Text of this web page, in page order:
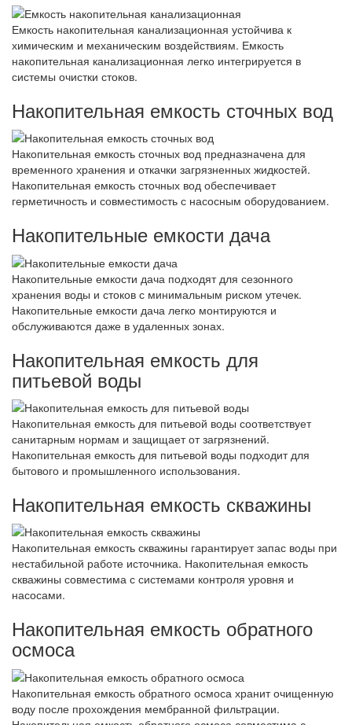
Емкость накопительная канализационная устойчива к
химическим и механическим воздействиям. Емкость
накопительная канализационная легко интегрируется в
системы очистки стоков.
Накопительная емкость сточных вод
Накопительная емкость сточных вод предназначена для
временного хранения и откачки загрязненных жидкостей.
Накопительная емкость сточных вод обеспечивает
герметичность и совместимость с насосным оборудованием.
Накопительные емкости дача
Накопительные емкости дача подходят для сезонного
хранения воды и стоков с минимальным риском утечек.
Накопительные емкости дача легко монтируются и
обслуживаются даже в удаленных зонах.
Накопительная емкость для
питьевой воды
Накопительная емкость для питьевой воды соответствует
санитарным нормам и защищает от загрязнений.
Накопительная емкость для питьевой воды подходит для
бытового и промышленного использования.
Накопительная емкость скважины
Накопительная емкость скважины гарантирует запас воды при
нестабильной работе источника. Накопительная емкость
скважины совместима с системами контроля уровня и
насосами.
Накопительная емкость обратного
осмоса
Накопительная емкость обратного осмоса хранит очищенную
воду после прохождения мембранной фильтрации.